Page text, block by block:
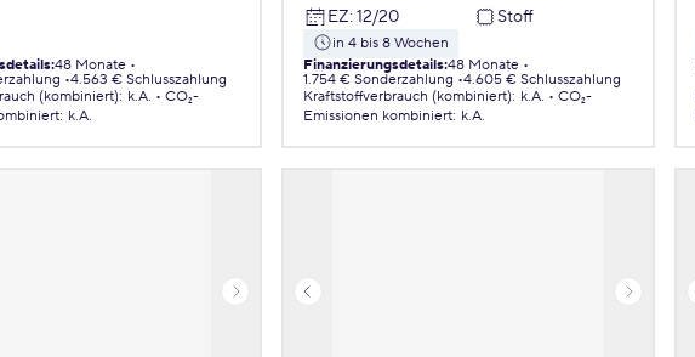
:48 Monate
4.563 € Schlusszahlung
(kombiniert): k.A.
CO₂-
: k.A.
EZ: 12/20 Stoff
in 4 bis 8 Wochen
Finanzierungsdetails:48 Monate
1.754 € Sonderzahlung 4.605 € Schlusszahlung
Kraftstoffverbrauch (kombiniert): k.A.
CO₂-
Emissionen kombiniert: k.A.